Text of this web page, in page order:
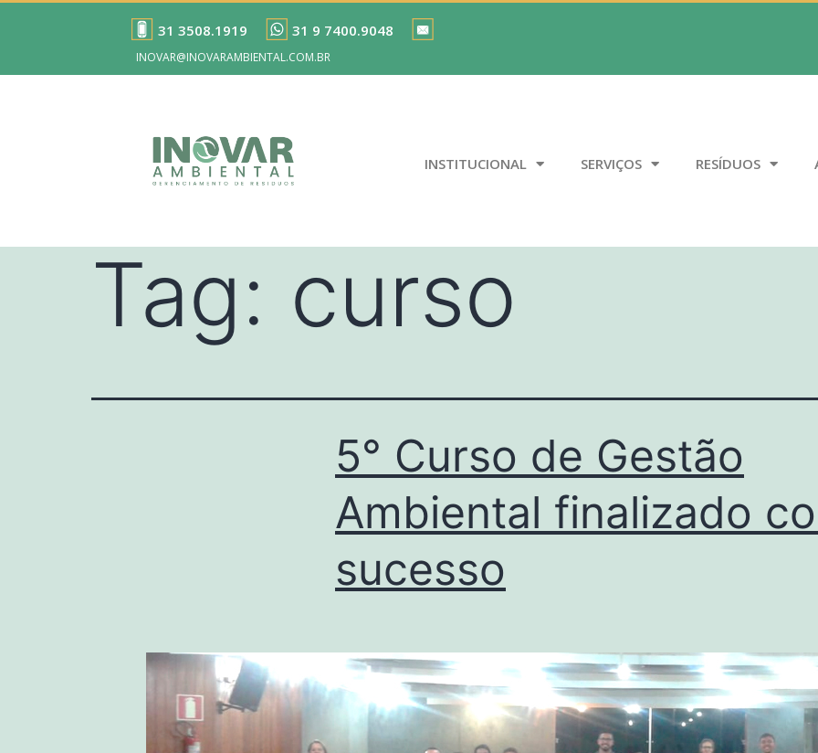
31 3508.1919 31 9 7400.9048
INOVAR@INOVARAMBIENTAL.COM.BR
INSTITUCIONAL SERVIÇOS RESÍDUOS
Tag: curso
5° Curso de Gestão
Ambiental finalizado
sucesso